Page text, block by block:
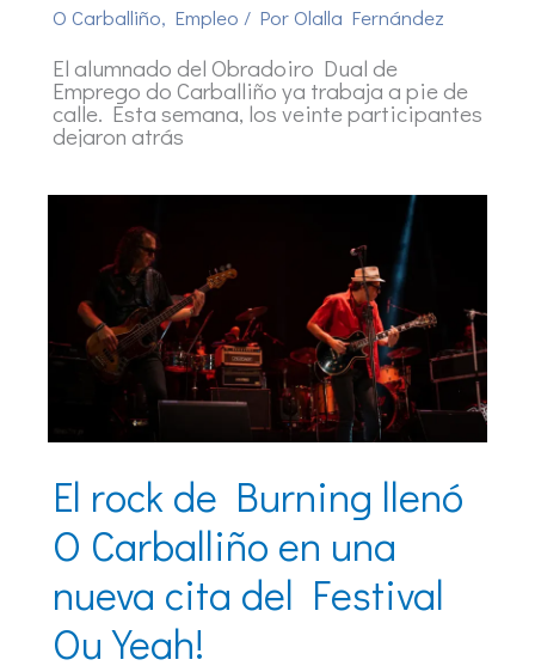
O Carballiño, Empleo / PorOlalla Fernández
El alumnado del Obradoiro Dual de
Emprego do Carballiño ya trabaja a pie de
calle. Esta semana, los veinte participantes
dejaron atrás
El rock de Burning llenó
O Carballiño en una
nueva cita del Festival
Ou Yeah!